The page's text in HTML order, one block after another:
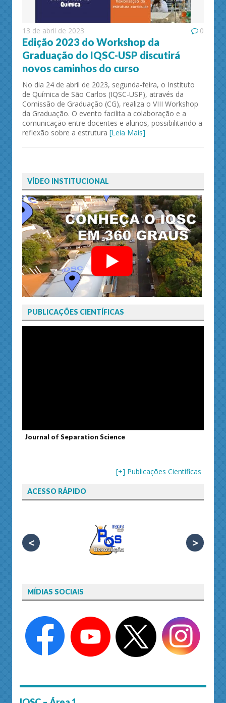
13 de abril de 2023 0
Edição 2023 do Workshop da
Graduação do IQSC-USP discutirá
novos caminhos do curso
No dia 24 de abril de 2023, segunda-feira, o Instituto
de Química de São Carlos (IQSC-USP), através da
Comissão de Graduação (CG), realiza o VIII Workshop
da Graduação. O evento facilita a colaboração e a
comunicação entre docentes e alunos, possibilitando a
reflexão sobre a estrutura [Leia Mais]
VÍDEO INSTITUCIONAL
PUBLICAÇÕES CIENTÍFICAS
Journal of Separation Science
[+] Publicações Científicas
ACESSO RÁPIDO
< >
MÍDIAS SOCIAIS